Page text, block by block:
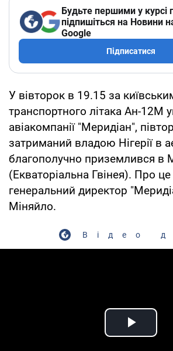
Будьте першими у курсі
підпишіться на Новини
Google
Підписатися
У вівторок в 19.15 за
транспортного літака Ан-12М
авіакомпанії "Меридіан",
затриманий владою Нігерії в
благополучно приземлився в
(Екваторіальна Гвінея). Про
генеральний директор
Міняйло.
Відео
Play